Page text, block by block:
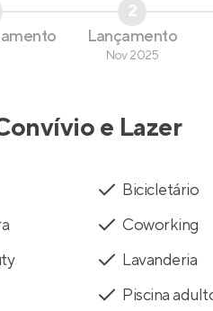
2
Lançamento
Nov 2025
e Lazer
Bicicletário
Coworking
Lavanderia
Piscina